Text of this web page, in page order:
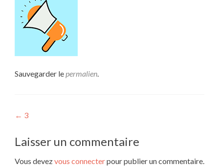
Sauvegarder lepermalien.
Navigation
des
articles
← 3
Laisser un commentaire
Vous devezvous connecterpour publier un commentaire.